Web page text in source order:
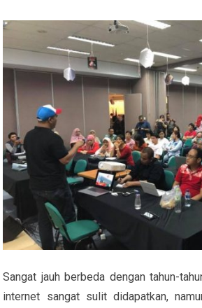
Sangat jauh berbeda dengan tahun-
internet sangat sulit didapatkan,